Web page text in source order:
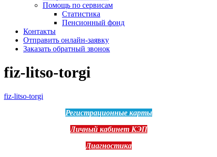
Помощь по сервисам
Статистика
Пенсионный фонд
Контакты
Отправить онлайн-заявку
Заказать обратный звонок
fiz-litso-torgi
fiz-litso-torgi
Регистрационные карты
Личный кабинет КЭП
Диагностика